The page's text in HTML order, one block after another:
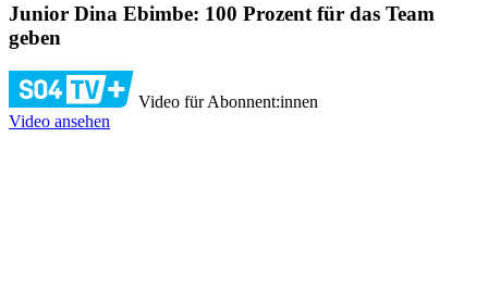
Junior Dina Ebimbe: 100 Prozent für das Team
geben
Video für Abonnent:innen
Video ansehen